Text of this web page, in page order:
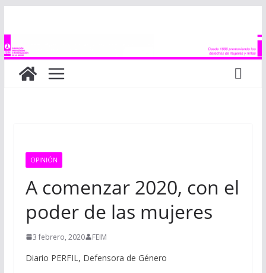
contenido
OPINIÓN
A comenzar 2020, con el
poder de las mujeres
3 febrero, 2020 FEIM
Diario PERFIL, Defensora de Género